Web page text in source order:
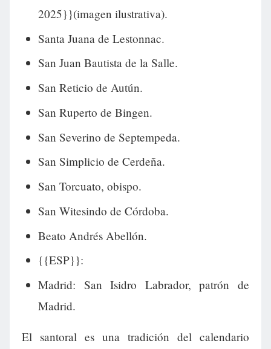
2025}}(imagen ilustrativa).
Santa Juana de Lestonnac.
San Juan Bautista de la Salle.
San Reticio de Autún.
San Ruperto de Bingen.
San Severino de Septempeda.
San Simplicio de Cerdeña.
San Torcuato, obispo.
San Witesindo de Córdoba.
Beato Andrés Abellón.
{{ESP}}:
Madrid: San Isidro Labrador, patrón de
Madrid.
El santoral es una tradición del calendario